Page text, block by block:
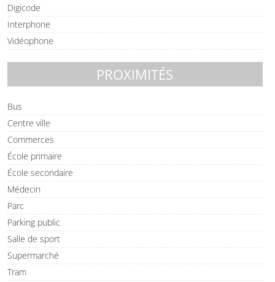
Digicode
Interphone
Vidéophone
PROXIMITÉS
Bus
Centre ville
Commerces
École primaire
École secondaire
Médecin
Parc
Parking public
Salle de sport
Supermarché
Tram